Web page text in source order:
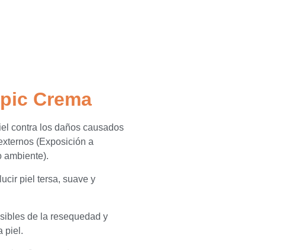
Crema
contra los daños causados
(Exposición a
ambiente).​
piel tersa, suave y
de la resequedad y
piel.